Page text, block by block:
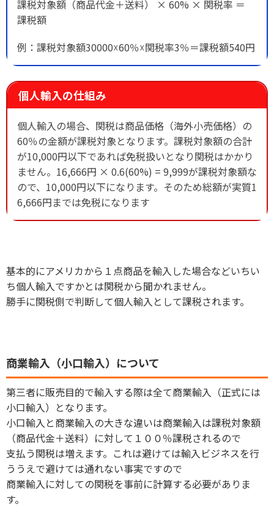
課税対象額（商品代金＋送料） × 60% × 関税率 ＝
課税額
例：課税対象額30000☓60％☓関税率3％＝課税額540円
個人輸入の仕組み
個人輸入の場合、関税は商品価格（海外小売価格）の
60％の金額が課税対象となります。課税対象額の合計
が10,000円以下であれば免税扱いとなり関税はかかり
ません。16,666円 × 0.6(60%) = 9,999が課税対象額な
ので、10,000円以下になります。そのため総額が実質1
6,666円までは免税になります
基本的にアメリカから１点商品を輸入した場合などいちい
ち個人輸入ですかとは関税から聞かれません。
勝手に関税側で判断して個人輸入として課税されます。
商業輸入（小口輸入）について
第三者に販売目的で輸入する際は全て商業輸入（正式には
小口輸入）となります。
小口輸入と商業輸入の大きな違いは商業輸入は課税対象額
（商品代金＋送料）に対して１００％課税されるので
支払う関税は増えます。これは避けては輸入ビジネスを行
ううえで避けては通れない事実ですので
商業輸入に対しての関税を事前に計算する必要がありま
す。